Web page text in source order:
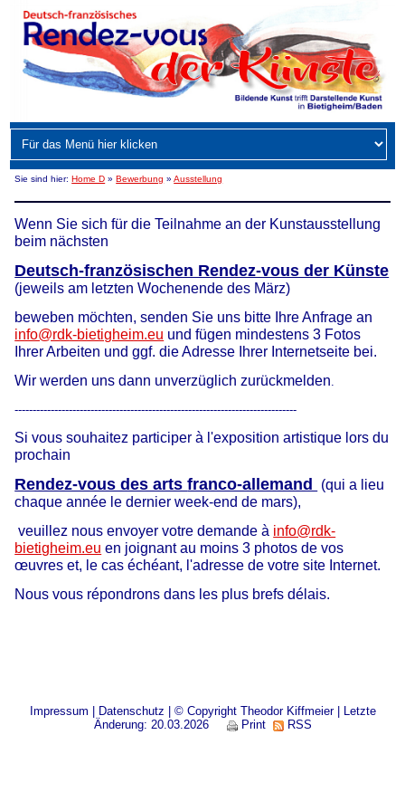
Sie sind hier:Home D »Bewerbung »Ausstellung
Wenn Sie sich für die Teilnahme an der Kunstausstellung
beim nächsten
Deutsch-französischen Rendez-vous der Künste
(jeweils am letzten Wochenende des März)
beweben möchten, senden Sie uns bitte Ihre Anfrage an
info@rdk-bietigheim.eu und fügen mindestens 3 Fotos
Ihrer Arbeiten und ggf. die Adresse Ihrer Internetseite bei.
Wir werden uns dann unverzüglich zurückmelden.
------------------------------------------------------------------------------
Si vous souhaitez participer à l'exposition artistique lors du
prochain
Rendez-vous des artsfranco-allemand
(qui a lieu
chaque année le dernier week-end de mars),
veuillez nous envoyer votre demande à info@rdk-
bietigheim.eu en joignant au moins 3 photos de vos
œuvres et, le cas échéant, l'adresse de votre site Internet.
Nous vous répondrons dans les plus brefs délais.
Impressum Datenschutz | © Copyright Theodor Kiffmeier | Letzte
Änderung: 20.03.2026
Print RSS